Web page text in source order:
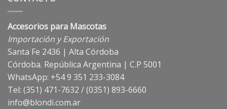
$ 8.580
Accesorios para Mascotas
Importación y Exportación
Santa Fe 2436 | Alta Córdoba
Córdoba. República Argentina | C.P 5001
WhatsApp: +54 9 351 233-3084
Tel: (351) 471-7632 / (0351) 893-6660
info@blondi.com.ar